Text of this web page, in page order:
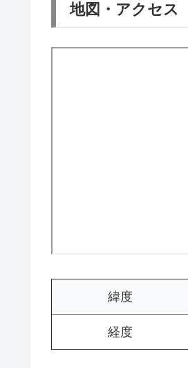
地図・アクセス
緯度
経度